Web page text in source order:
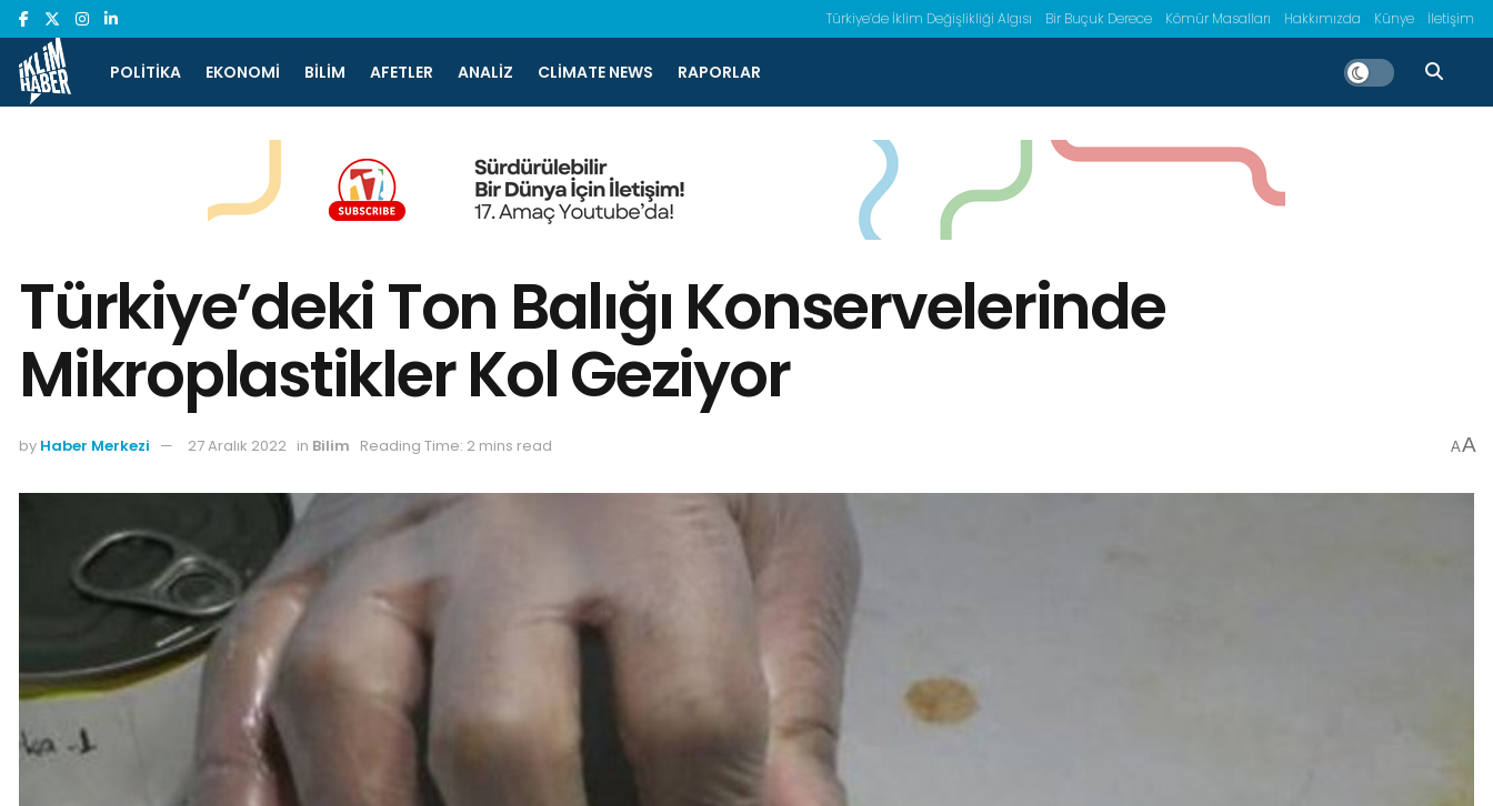
Türkiye’de İklim Değişlikliği Algısı Bir Buçuk Derece Kömür Masalları Hakkımızda Künye İletişim
POLITIKA EKONOMI BILIM AFETLER ANALIZ CLIMATE NEWS RAPORLAR
Türkiye’deki Ton Balığı Konservelerinde
Mikroplastikler Kol Geziyor
by Haber Merkezi 27 Aralık 2022 in Bilim Reading Time: 2 mins read AA